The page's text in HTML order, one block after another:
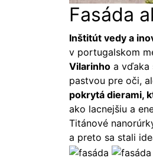
Fasáda
Inštitút vedy a
v portugalskom
Vilarinho a vďaka
pastvou pre oči,
pokrytá dierami,
ako lacnejšiu a
Titánové
a preto sa stali